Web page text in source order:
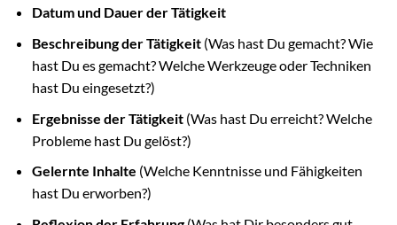
Datum und Dauer der Tätigkeit
Beschreibung der Tätigkeit(Was hast Du gemacht? Wie
hast Du es gemacht? Welche Werkzeuge oder Techniken
hast Du eingesetzt?)
Ergebnisse der Tätigkeit(Was hast Du erreicht? Welche
Probleme hast Du gelöst?)
Gelernte Inhalte (Welche Kenntnisse und Fähigkeiten
hast Du erworben?)